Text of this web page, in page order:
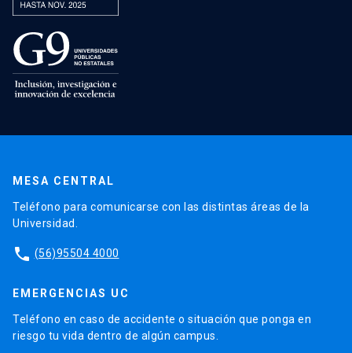
MESA CENTRAL
Teléfono para comunicarse con las distintas áreas de la
Universidad.
phone (56)95504 4000
EMERGENCIAS UC
Teléfono en caso de accidente o situación que ponga en
riesgo tu vida dentro de algún campus.